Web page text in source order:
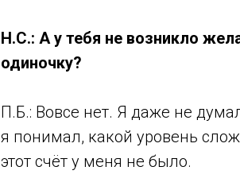
Н.С.: А у тебя не возникло
одиночку?
П.Б.: Вовсе нет. Я даже не
я понимал, какой уровень
этот счёт у меня не было.